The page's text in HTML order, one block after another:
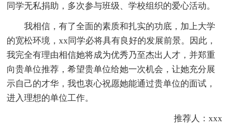
同学无私捐助，多次参与班级、学校组织的爱心活动。
我相信，有了全面的素质和扎实的功底，加上大学
的宽松环境，xx同学必将具有良好的发展前景。因此，
我完全有理由相信她将成为优秀乃至杰出人才，并郑重
向贵单位推荐，希望贵单位给她一次机会，让她充分展
示自己的才华，我也衷心祝愿她能通过贵单位的面试，
进入理想的单位工作。
推荐人：xxx